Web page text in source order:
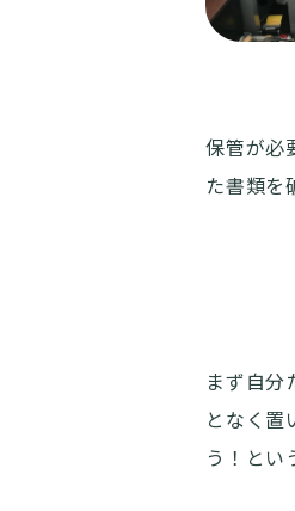
保管が必
た書類を
まず自
となく
う！とい